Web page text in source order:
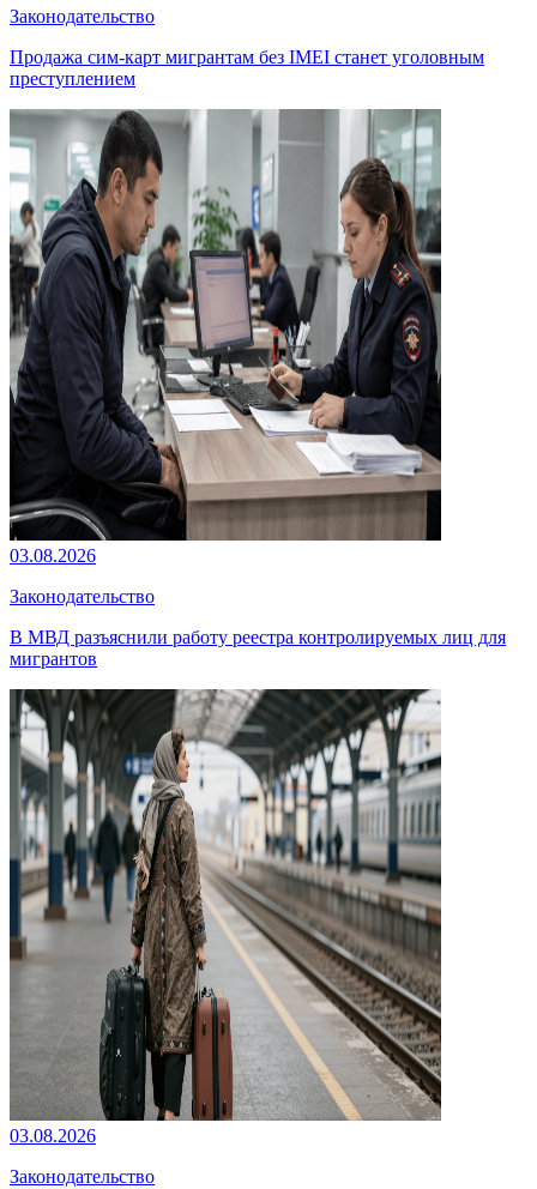
Законодательство
Продажа сим-карт мигрантам без IMEI станет уголовным
преступлением
03.08.2026
Законодательство
В МВД разъяснили работу реестра контролируемых лиц для
мигрантов
03.08.2026
Законодательство